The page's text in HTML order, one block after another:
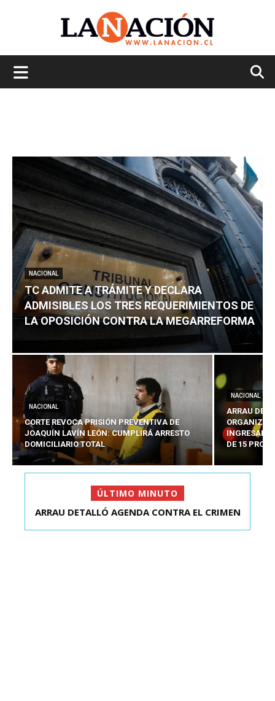
NACIONAL
TC ADMITE A TRÁMITE Y DECLARA
ADMISIBLES LOS TRES REQUERIMIENTOS DE
LA OPOSICIÓN CONTRA LA MEGARREFORMA
NACIONAL
CORTE REVOCA PRISIÓN PREVENTIVA DE
JOAQUÍN LAVÍN LEÓN: CUMPLIRÁ ARRESTO
DOMICILIARIO TOTAL
NACIONAL
ARRAU
INGRESARÁ
DE 15
ÚLTIMO MINUTO
TC ADMITE A TRÁMITE Y DECLARA ADMISIBLES